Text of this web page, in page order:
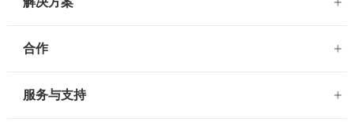
合作
服务与支持